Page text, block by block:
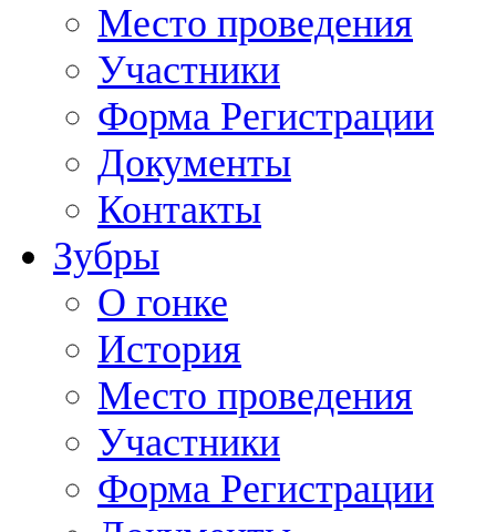
Место проведения
Участники
Форма Регистрации
Документы
Контакты
Зубры
О гонке
История
Место проведения
Участники
Форма Регистрации